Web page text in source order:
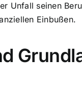
Unfall seinen
Einbußen.